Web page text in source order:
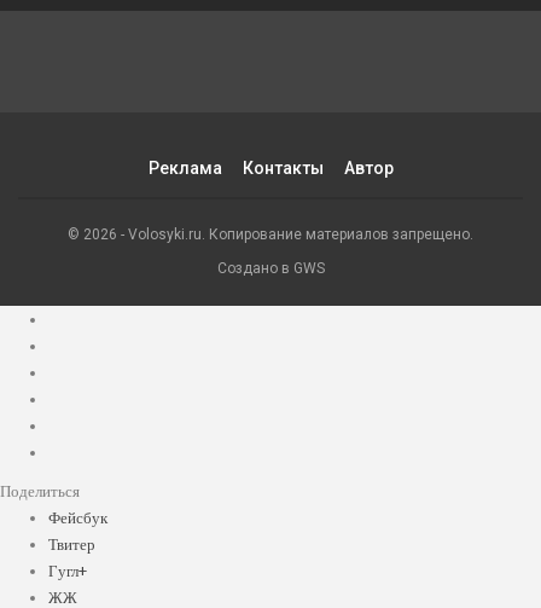
Реклама Контакты Автор
© 2026 - Volosyki.ru. Копирование материалов запрещено.
Создано в GWS
Поделиться
Фейсбук
Твитер
Гугл+
ЖЖ